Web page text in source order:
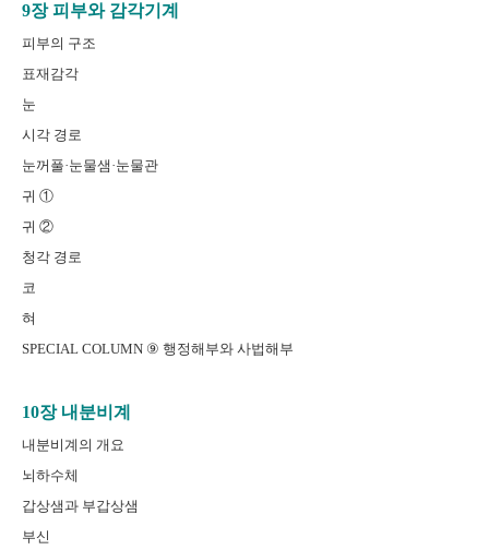
9장 피부와 감각기계
피부의 구조
표재감각
눈
시각 경로
눈꺼풀·눈물샘·눈물관
귀 ①
귀 ②
청각 경로
코
혀
SPECIAL COLUMN ⑨ 행정해부와 사법해부
10장 내분비계
내분비계의 개요
뇌하수체
갑상샘과 부갑상샘
부신